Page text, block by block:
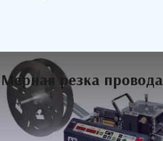
Мерная резка провода